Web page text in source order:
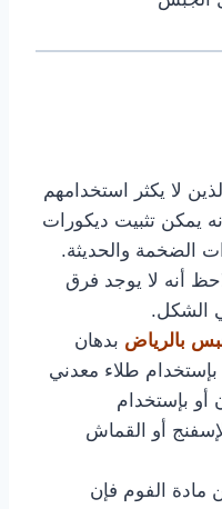
لا يكثر استخدامهم
يمكن تثبيت ديكورات
الضخمة والحديثة.
أنه لا يوجد فرق
الشكل.
بالرياض بدهان
طلاء معدني
أو بإستخدام
أو القماش
مادة الفوم فإن